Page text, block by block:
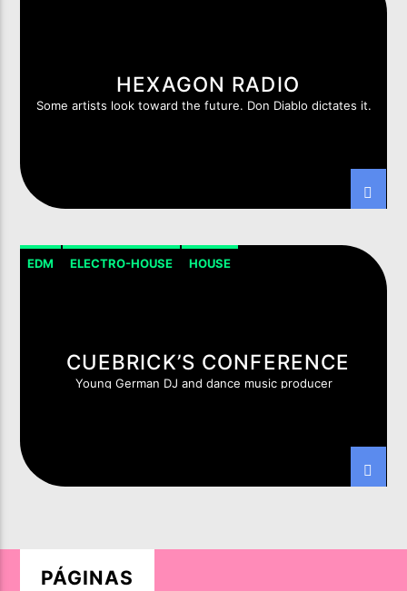
HEXAGON RADIO
Some artists look toward the future. Don Diablo dictates it.
EDM ELECTRO-HOUSE HOUSE
CUEBRICK’S CONFERENCE
Young German DJ and dance music producer
PÁGINAS